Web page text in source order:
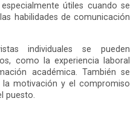
útiles cuando se
habilidades de comunicación
individuales se pueden
como la experiencia laboral
académica. También se
motivación y el compromiso
puesto.